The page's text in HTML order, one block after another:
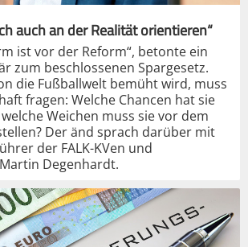
auch an der Realität orientieren“
ist vor der Reform“, betonte ein
zum beschlossenen Spargesetz.
die Fußballwelt bemüht wird, muss
fragen: Welche Chancen hat sie
Weichen muss sie vor dem
Der änd sprach darüber mit
der FALK-KVen und
Degenhardt.